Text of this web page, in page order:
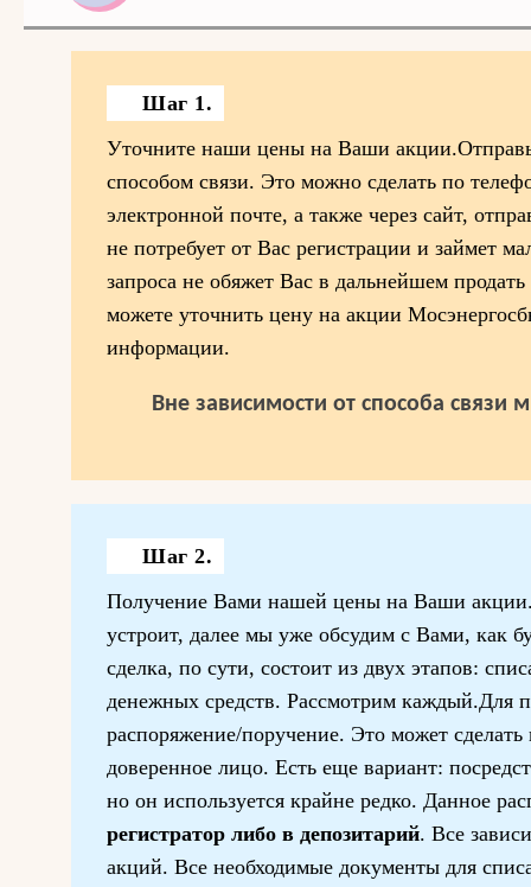
Шаг 1.
Уточните наши цены на Ваши
способом связи. Это можно сделать по
электронной почте, а также через сайт,
не потребует от Вас регистрации и займет
запроса не обяжет Вас в дальнейшем
можете уточнить цену на акции
информации.
Вне зависимости от способа связи
Шаг 2.
Получение Вами нашей цены на Ваши
устроит, далее мы уже обсудим с Вами, как
сделка, по сути, состоит из двух этапов:
денежных средств. Рассмотрим каждый.Для
распоряжение/поручение. Это может сделать
доверенное лицо. Есть еще вариант:
но он используется крайне редко. Данное
регистратор либо в депозитарий. Все
акций. Все необходимые документы для